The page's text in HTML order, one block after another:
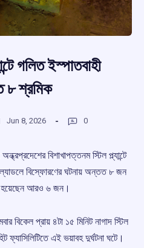
গলিত ইস্পাতবাহী
৮ শ্রমিক
Jun 8, 2026 0
বিশাখাপত্তনম স্টিল প্ল্যান্টে
বিস্ফোরণের ঘটনায় অন্তত ৮ জন
আরও ৬ জন।
বিকেল প্রায় ৪টা ১৫ মিনিট নাগাদ স্টিল
ফ্যাসিলিটিতে এই ভয়াবহ দুর্ঘটনা ঘটে।